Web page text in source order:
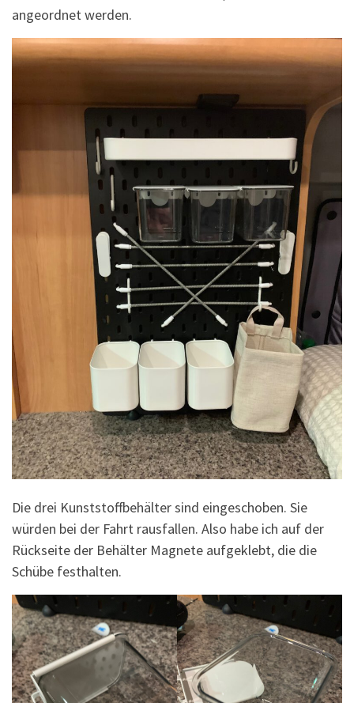
angeordnet werden.
Die drei Kunststoffbehälter sind eingeschoben. Sie
würden bei der Fahrt rausfallen. Also habe ich auf der
Rückseite der Behälter Magnete aufgeklebt, die die
Schübe festhalten.